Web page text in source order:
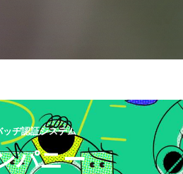
ヂ認証システム
パニー